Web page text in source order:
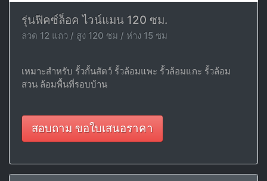
รุ่นฟิคซ์ล็อค ไวน์แมน 120 ซม.
ลวด 12 แถว / สูง 120 ซม / ห่าง 15 ซม
เหมาะสำหรับ รั้วกั้นสัตว์ รั้วล้อมแพะ รั้วล้อมแกะ รั้วล้อม
สวน ล้อมพื้นที่รอบบ้าน
สอบถาม ขอใบเสนอราคา